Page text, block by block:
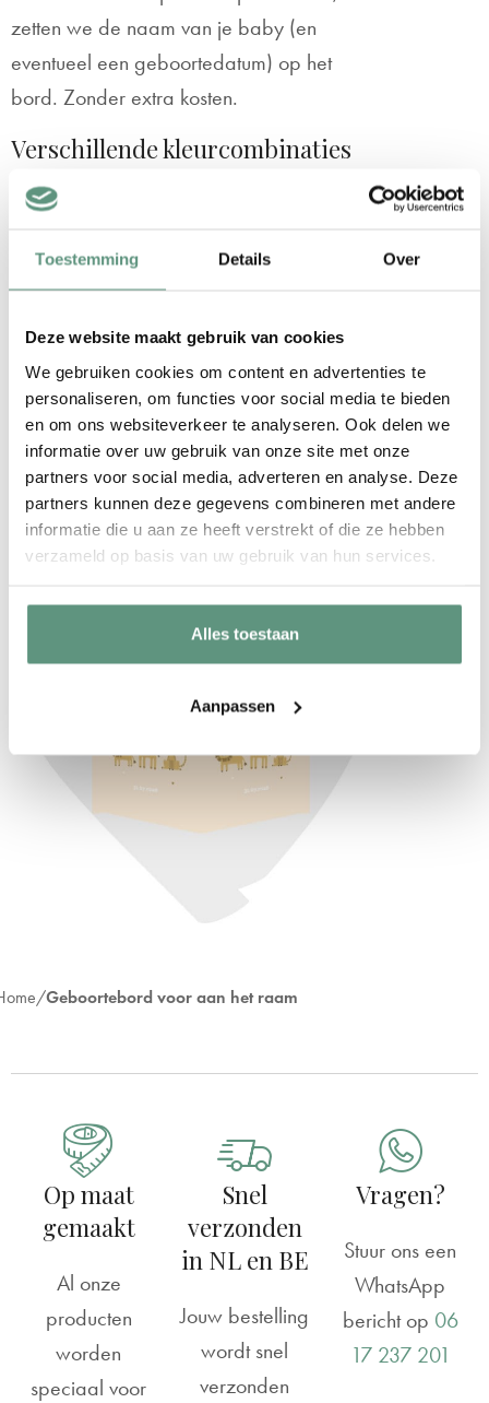
Toestemming Details Over
Deze website maakt gebruik van cookies
We gebruiken cookies om content en advertenties te
personaliseren, om functies voor social media te bieden
en om ons websiteverkeer te analyseren. Ook delen we
informatie over uw gebruik van onze site met onze
partners voor social media, adverteren en analyse. Deze
partners kunnen deze gegevens combineren met andere
informatie die u aan ze heeft verstrekt of die ze hebben
verzameld op basis van uw gebruik van hun services.
Alles toestaan
Aanpassen
zetten we de naam van je baby (en
eventueel een geboortedatum) op het
bord. Zonder extra kosten.
Verschillende kleurcombinaties
zijn 100cm breed (2 vlakken van 50cm) en
70cm hoog. Dit is een ideaal formaat dat
op praktisch elk raam bevestigd kan
'Leeuw, giraf en tijger' kiezen uit 3 leuke
kleuren / kleurcombinaties:
Donkerblauw
Donkergroen
Oudroze
Geboortebord voor aan het raam
Rating: 5/5
Tijdige levering, kwalitatieve productie
Ga zo door
Tue Jul 28 2026 10:02:44 GMT+0000 (Coordinated
Op maat
gemaakt
Al onze
producten
worden
speciaal voor
Snel
verzonden
in NL en BE
Jouw bestelling
wordt snel
verzonden
Vragen?
Stuur ons een
WhatsApp
bericht op 06
17 237 201